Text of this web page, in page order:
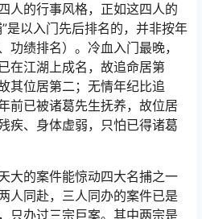
人的行事风格，正如这四人的
是以入门先后排名的，并非按年
功绩排名）。冷血入门最晚，
在江湖上成名，故追命居第
其位居第二；无情年纪比追
前已被诸葛先生抚养，故位居
疾、身体虚弱，只怕已得诸葛
大的案件能惊动四大名捕之一
人同赴，三人同办的案件已是
只办过三宗巨案。其中两宗是